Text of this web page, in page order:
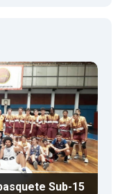
Sub-15